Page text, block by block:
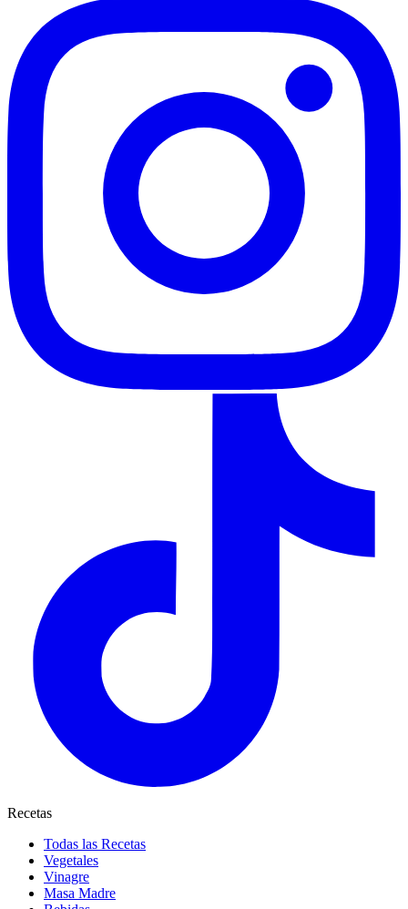
Recetas
Todas las Recetas
Vegetales
Vinagre
Masa Madre